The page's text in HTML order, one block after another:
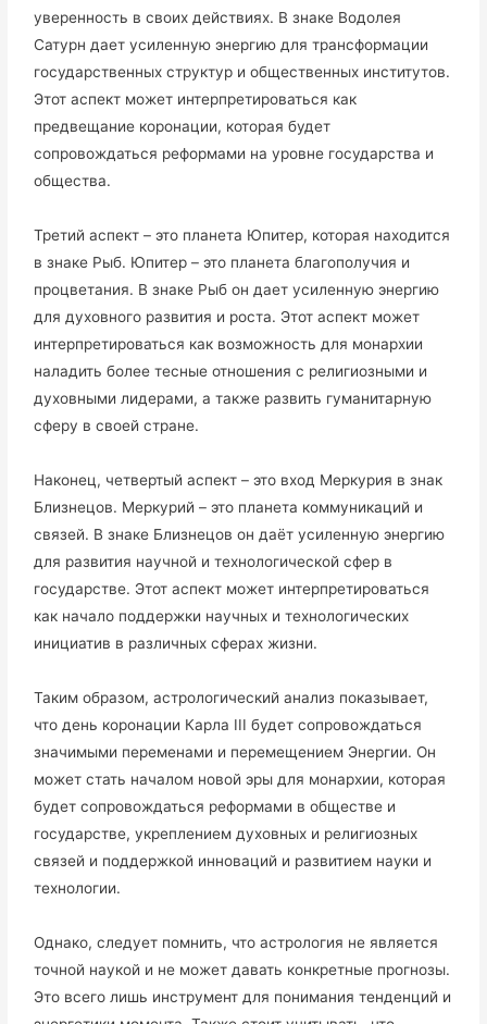
уверенность в своих действиях. В знаке Водолея
Сатурн дает усиленную энергию для трансформации
государственных структур и общественных институтов.
Этот аспект может интерпретироваться как
предвещание коронации, которая будет
сопровождаться реформами на уровне государства и
общества.
Третий аспект – это планета Юпитер, которая находится
в знаке Рыб. Юпитер – это планета благополучия и
процветания. В знаке Рыб он дает усиленную энергию
для духовного развития и роста. Этот аспект может
интерпретироваться как возможность для монархии
наладить более тесные отношения с религиозными и
духовными лидерами, а также развить гуманитарную
сферу в своей стране.
Наконец, четвертый аспект – это вход Меркурия в знак
Близнецов. Меркурий – это планета коммуникаций и
связей. В знаке Близнецов он даёт усиленную энергию
для развития научной и технологической сфер в
государстве. Этот аспект может интерпретироваться
как начало поддержки научных и технологических
инициатив в различных сферах жизни.
Таким образом, астрологический анализ показывает,
что день коронации Карла III будет сопровождаться
значимыми переменами и перемещением Энергии. Он
может стать началом новой эры для монархии, которая
будет сопровождаться реформами в обществе и
государстве, укреплением духовных и религиозных
связей и поддержкой инноваций и развитием науки и
технологии.
Однако, следует помнить, что астрология не является
точной наукой и не может давать конкретные прогнозы.
Это всего лишь инструмент для понимания тенденций и